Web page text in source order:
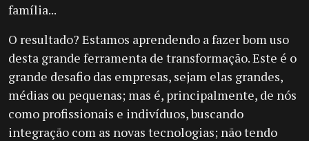
família...
O resultado? Estamos aprendendo a fazer bom uso
desta grande ferramenta de transformação. Este é o
grande desafio das empresas, sejam elas grandes,
médias ou pequenas; mas é, principalmente, de nós
como profissionais e indivíduos, buscando
integração com as novas tecnologias; não tendo